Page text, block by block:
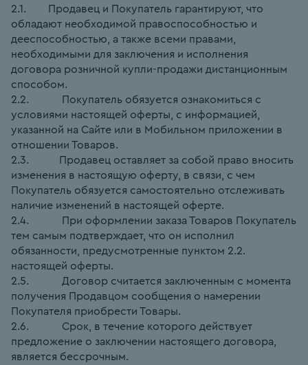
2.1.        Продавец и Покупатель гарантируют, что
обладают необходимой правоспособностью и
дееспособностью, а также всеми правами,
необходимыми для заключения и исполнения
договора розничной купли-продажи дистанционным
способом.
2.2.            Покупатель обязуется ознакомиться с
условиями настоящей оферты, с информацией,
указанной на Сайте или в Мобильном приложении в
отношении Товаров.
2.3.           Продавец оставляет за собой право вносить
изменения в настоящую оферту, в связи, с чем
Покупатель обязуется самостоятельно отслеживать
наличие изменений в настоящей оферте.
2.4.            При оформлении заказа Товаров Покупатель
тем самым подтверждает, что он исполнил
обязанности, предусмотренные пунктом 2.2.
настоящей оферты.
2.5.            Договор считается заключенным с момента
получения Продавцом сообщения о намерении
Покупателя приобрести Товары.
2.6.            Срок, в течение которого действует
предложение о заключении настоящего договора,
является бессрочным.